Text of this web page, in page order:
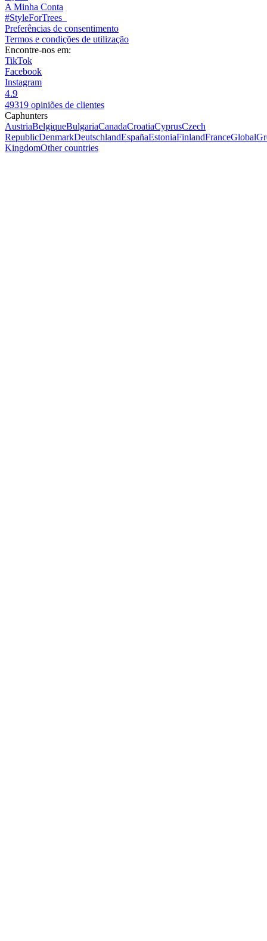
A Minha Conta
#StyleForTrees
Preferências de consentimento
Termos e condições de utilização
Encontre-nos em:
TikTok
Facebook
Instagram
4.9
49319 opiniões de clientes
Caphunters
AustriaBelgiqueBulgariaCanadaCroatiaCyprusCzech
RepublicDenmarkDeutschlandEspañaEstoniaFinlandFranceGlobal
KingdomOther countries